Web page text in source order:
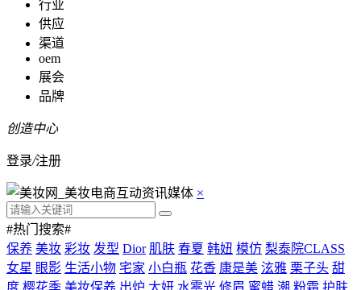
行业
供应
渠道
oem
展会
品牌
创造中心
登录/注册
×
#热门搜索#
保养 美妆 彩妆 发型 Dior 肌肤 春夏 韩妞 模仿 梨泰院CLASS
女星 眼影 生活小物 宅家 小白瓶 花香 康是美 泫雅 栗子头 甜